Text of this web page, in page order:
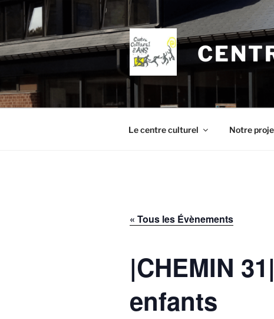
contenu
principal
Le centre culturel Notre
« Tous les Évènements
|CHEMIN
enfants